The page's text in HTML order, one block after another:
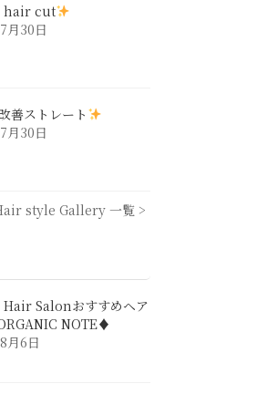
hair cut
月30日
善ストレート
月30日
style Gallery 一覧 >
Salonおすすめヘア
NOTE♦︎
月6日